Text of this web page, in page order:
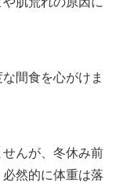
間食を心がけま
んが、冬休み前
然的に体重は落